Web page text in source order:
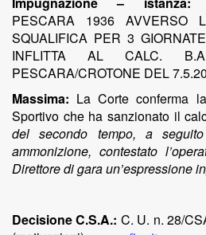
PESCARA 1936 AVVERSO
SQUALIFICA PER 3
INFLITTA AL CALC.
PESCARA/CROTONE DEL
Massima: La Corte conferma
Sportivo che ha sanzionato il
del secondo tempo, a
ammonizione, contestato
Direttore di gara un’espressione
Decisione C.S.A.: C. U. n. 28/